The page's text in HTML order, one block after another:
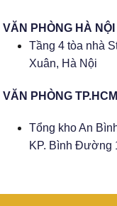
VĂN PHÒNG HÀ NỘI
Tầng 4 tòa nhà
Xuân, Hà Nội
VĂN PHÒNG TP.HCM
Tổng kho An
KP. Bình Đường